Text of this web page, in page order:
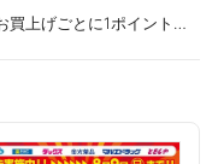
上げごとに1ポイント進